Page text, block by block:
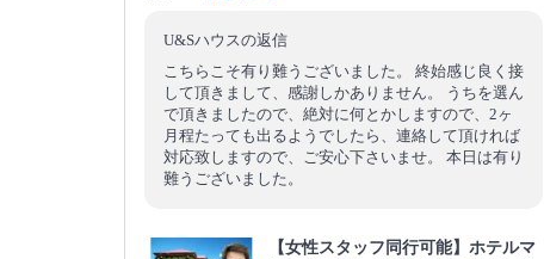
U&Sハウスの返信
こちらこそ有り難うございました。 終始感じ良く接
して頂きまして、感謝しかありません。 うちを選ん
で頂きましたので、絶対に何とかしますので、2ヶ
月程たっても出るようでしたら、連絡して頂ければ
対応致しますので、ご安心下さいませ。 本日は有り
難うございました。
【女性スタッフ同行可能】ホテルマ